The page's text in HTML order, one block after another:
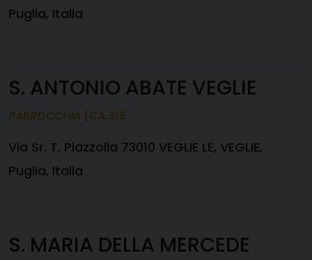
Puglia, Italia
S. ANTONIO ABATE VEGLIE
PARROCCHIA (CA.515
Via Sr. T. Piazzolla 73010 VEGLIE LE, VEGLIE,
Puglia, Italia
S. MARIA DELLA MERCEDE